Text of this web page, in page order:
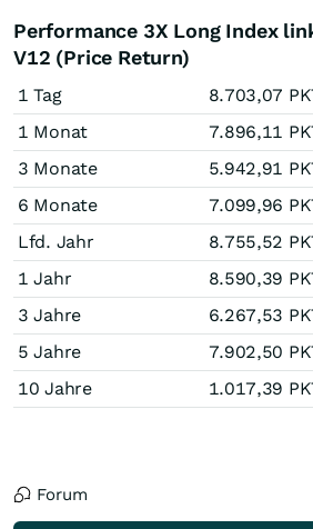
Performance 3X Long Index
V12 (Price Return)
1 Tag 8.703,07
1 Monat
7.896,11
3 Monate
5.942,91
6 Monate
7.099,96
Lfd. Jahr
8.755,52
1 Jahr
8.590,39
3 Jahre
6.267,53
5 Jahre
7.902,50
10 Jahre
1.017,39
Forum